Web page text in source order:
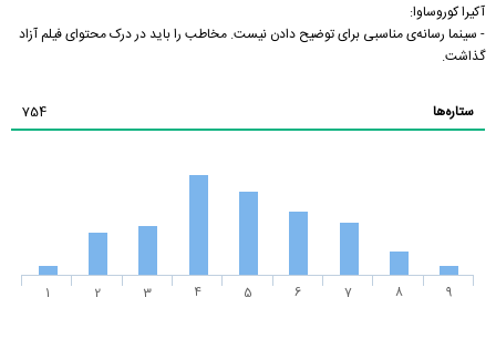
آکیرا کوروساوا:
- سینما رسانه‌ی مناسبی برای توضیح دادن نیست. مخاطب را باید در درک محتوای فیلم آزاد
گذاشت.
ستاره‌ها 754
1 2 3 4 5 6 7 8 9